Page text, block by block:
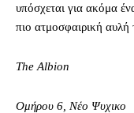
υπόσχεται για ακόμα
πιο ατμοσφαιρική αυλή
The Albion
Ομήρου 6, Νέο Ψυχικο